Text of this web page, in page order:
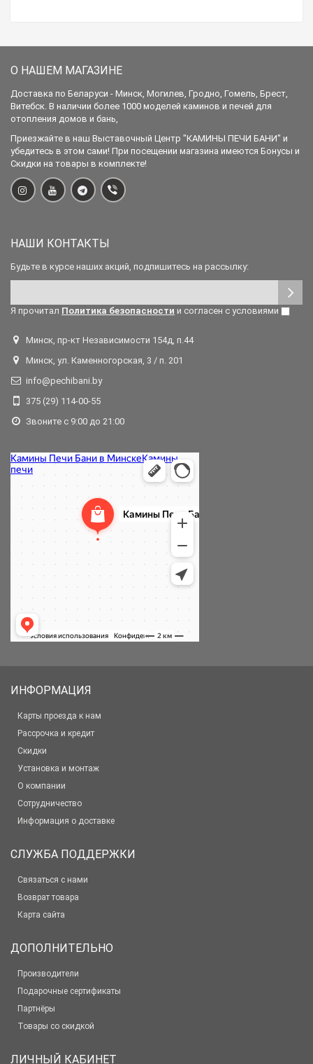
О НАШЕМ МАГАЗИНЕ
Доставка по Беларуси - Минск, Могилев, Гродно, Гомель, Брест,
Витебск. В наличии более 1000 моделей каминов и печей для
отопления домов и бань,
Приезжайте в наш Выставочный Центр "КАМИНЫ ПЕЧИ БАНИ" и
убедитесь в этом сами! При посещении магазина имеются Бонусы и
Скидки на товары в комплекте!
НАШИ КОНТАКТЫ
Будьте в курсе наших акций, подпишитесь на рассылку:
Я прочитал Политика безопасности и согласен с условиями
Минск, пр-кт Независимости 154д, п.44
Минск, ул. Каменногорская, 3 / п. 201
info@pechibani.by
375 (29) 114-00-55
Звоните с 9:00 до 21:00
ИНФОРМАЦИЯ
Карты проезда к нам
Рассрочка и кредит
Скидки
Установка и монтаж
О компании
Сотрудничество
Информация о доставке
СЛУЖБА ПОДДЕРЖКИ
Связаться с нами
Возврат товара
Карта сайта
ДОПОЛНИТЕЛЬНО
Производители
Подарочные сертификаты
Партнёры
Товары со скидкой
ЛИЧНЫЙ КАБИНЕТ